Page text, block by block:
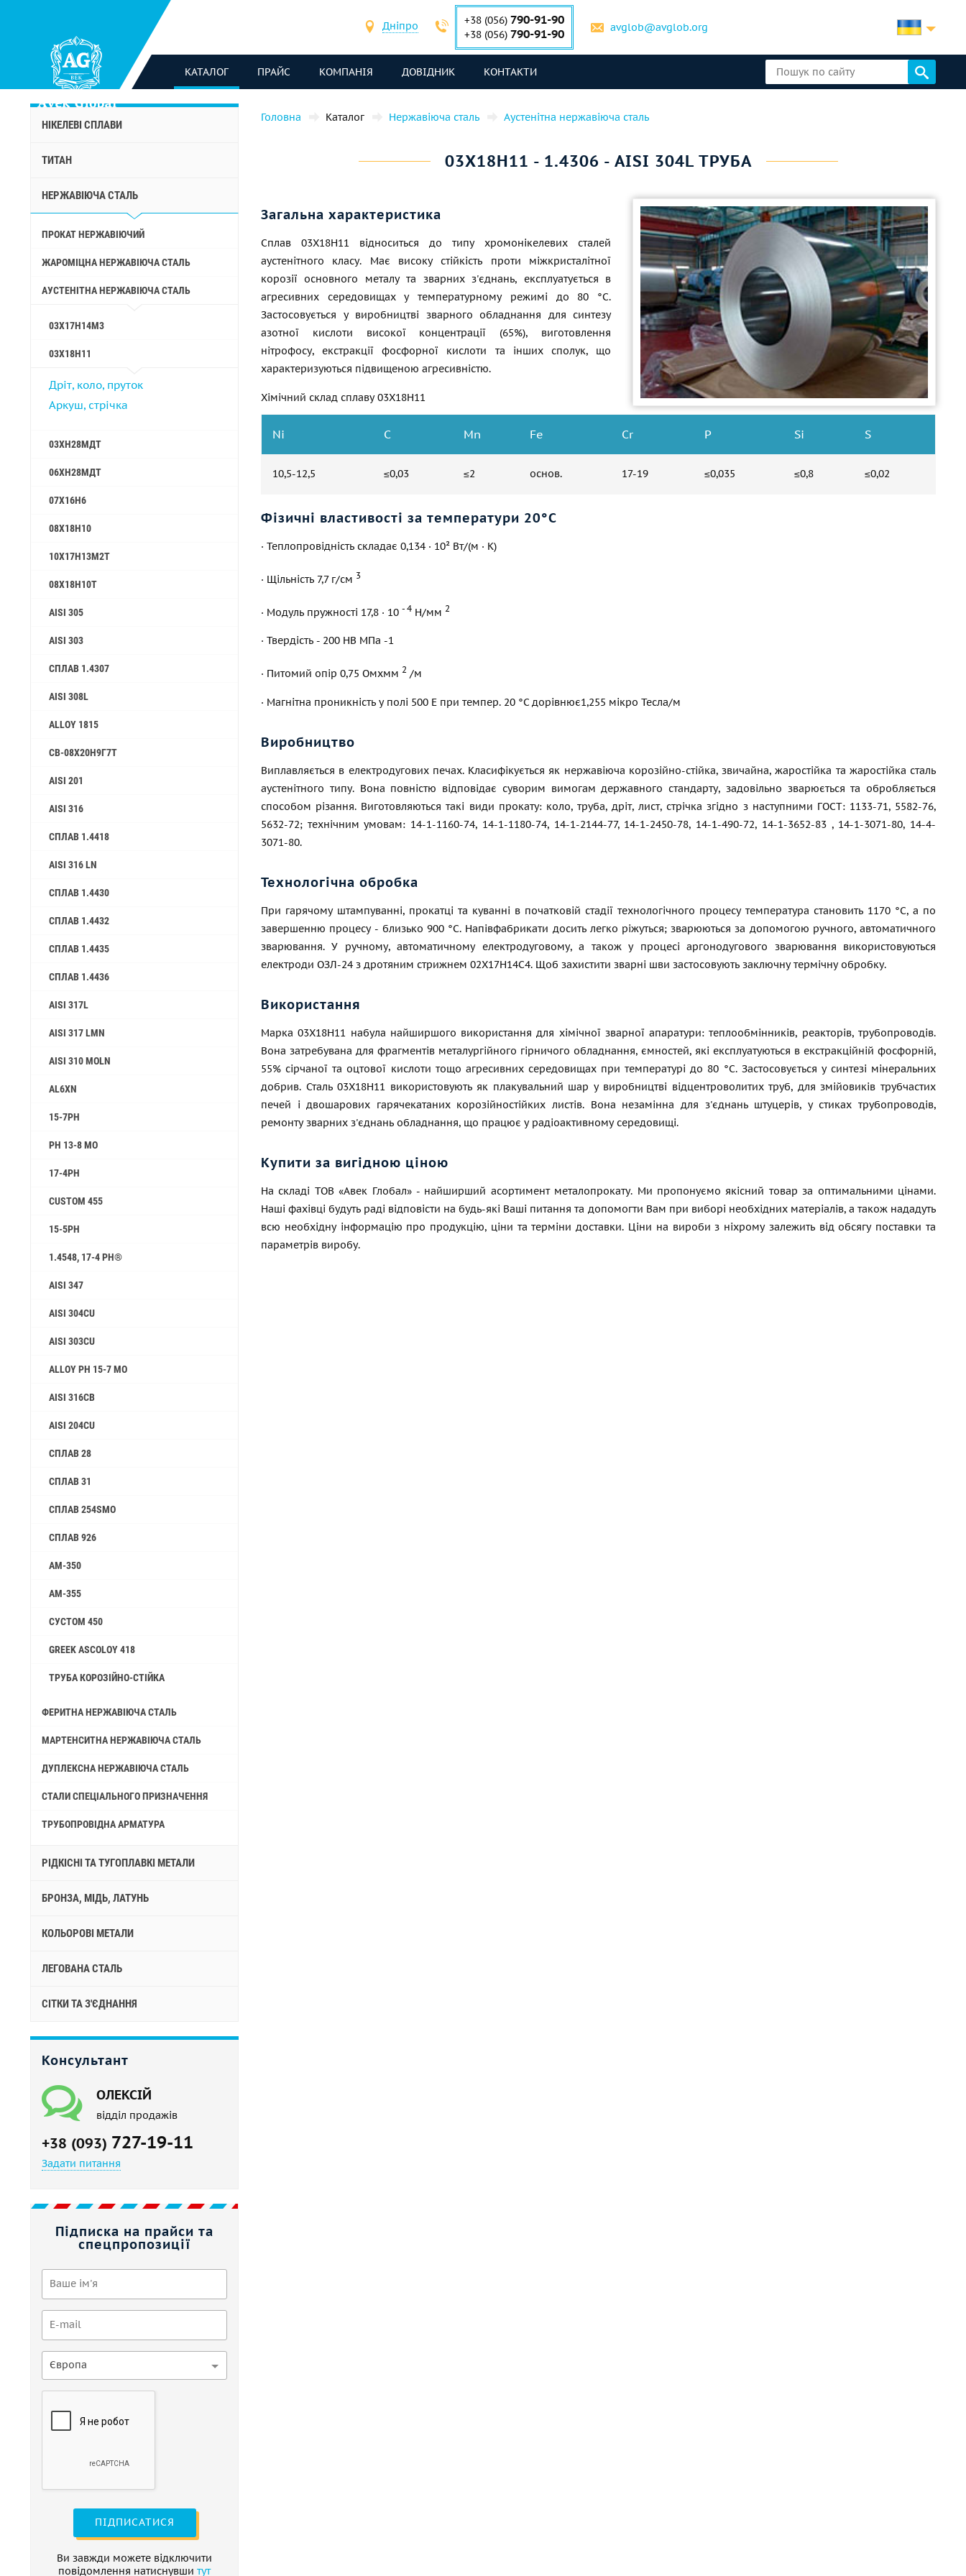
Дніпро +38 (056) 790-91-90
+38 (056) 790-91-90 avglob@avglob.org
КАТАЛОГ ПРАЙС КОМПАНІЯ ДОВІДНИК КОНТАКТИ
НІКЕЛЕВІ СПЛАВИ
ТИТАН
НЕРЖАВІЮЧА СТАЛЬ
ПРОКАТ НЕРЖАВІЮЧИЙ
ЖАРОМІЦНА НЕРЖАВІЮЧА СТАЛЬ
АУСТЕНІТНА НЕРЖАВІЮЧА СТАЛЬ
03Х17Н14М3
03Х18Н11
Дріт, коло, пруток
Аркуш, стрічка
03ХН28МДТ
06ХН28МДТ
07Х16Н6
08Х18Н10
10Х17Н13М2Т
08Х18Н10Т
AISI 305
AISI 303
СПЛАВ 1.4307
AISI 308L
ALLOY 1815
СВ-08Х20Н9Г7Т
AISI 201
AISI 316
СПЛАВ 1.4418
AISI 316 LN
СПЛАВ 1.4430
СПЛАВ 1.4432
СПЛАВ 1.4435
СПЛАВ 1.4436
AISI 317L
AISI 317 LMN
AISI 310 MOLN
AL6XN
15-7PH
PH 13-8 MO
17-4PH
CUSTOM 455
15-5PH
1.4548, 17-4 PH®
AISI 347
AISI 304CU
AISI 303CU
ALLOY PH 15-7 MO
AISI 316CB
AISI 204CU
СПЛАВ 28
СПЛАВ 31
СПЛАВ 254SMO
СПЛАВ 926
AM-350
AM-355
СУСТОМ 450
GREEK ASCOLOY 418
ТРУБА КОРОЗІЙНО-СТІЙКА
ФЕРИТНА НЕРЖАВІЮЧА СТАЛЬ
МАРТЕНСИТНА НЕРЖАВІЮЧА СТАЛЬ
ДУПЛЕКСНА НЕРЖАВІЮЧА СТАЛЬ
СТАЛИ СПЕЦІАЛЬНОГО ПРИЗНАЧЕННЯ
ТРУБОПРОВІДНА АРМАТУРА
РІДКІСНІ ТА ТУГОПЛАВКІ МЕТАЛИ
БРОНЗА, МІДЬ, ЛАТУНЬ
КОЛЬОРОВІ МЕТАЛИ
ЛЕГОВАНА СТАЛЬ
СІТКИ ТА З'ЄДНАННЯ
Консультант
ОЛЕКСІЙ
відділ продажів
+38 (093) 727-19-11
Задати питання
Підписка на прайси та
спецпропозиції
Європа
ПІДПИСАТИСЯ
Ви завжди можете відключити
повідомлення натиснувши тут
Головна Каталог Нержавіюча сталь Аустенітна нержавіюча сталь
03Х18Н11 - 1.4306 - AISI 304L ТРУБА
Загальна характеристика
Сплав 03Х18Н11 відноситься до типу хромонікелевих сталей
аустенітного класу. Має високу стійкість проти міжкристалітної
корозії основного металу та зварних з'єднань, експлуатується в
агресивних середовищах у температурному режимі до 80 °C.
Застосовується у виробництві зварного обладнання для синтезу
азотної кислоти високої концентрації (65%), виготовлення
нітрофосу, екстракції фосфорної кислоти та інших сполук, що
характеризуються підвищеною агресивністю.
Хімічний склад сплаву 03Х18Н11
Ni C Mn Fe Cr P Si S
10,5-12,5 ≤0,03 ≤2 основ. 17-19 ≤0,035 ≤0,8 ≤0,02
Фізичні властивості за температури 20°С
· Теплопровідність складає 0,134 · 10² Вт/(м · К)
· Щільність 7,7 г/см 3
· Модуль пружності 17,8 · 10 - 4 Н/мм 2
· Твердість - 200 НВ МПа -1
· Питомий опір 0,75 Омxмм 2 /м
· Магнітна проникність у полі 500 Е при темпер. 20 °C дорівнює1,255 мікро Тесла/м
Виробництво
Виплавляється в електродугових печах. Класифікується як нержавіюча корозійно-стійка, звичайна, жаростійка та жаростійка сталь
аустенітного типу. Вона повністю відповідає суворим вимогам державного стандарту, задовільно зварюється та обробляється
способом різання. Виготовляються такі види прокату: коло, труба, дріт, лист, стрічка згідно з наступними ГОСТ: 1133-71, 5582-76,
5632-72; технічним умовам: 14-1-1160-74, 14-1-1180-74, 14-1-2144-77, 14-1-2450-78, 14-1-490-72, 14-1-3652-83 , 14-1-3071-80, 14-4-
3071-80.
Технологічна обробка
При гарячому штампуванні, прокатці та куванні в початковій стадії технологічного процесу температура становить 1170 °C, а по
завершенню процесу - близько 900 °C. Напівфабрикати досить легко ріжуться; зварюються за допомогою ручного, автоматичного
зварювання. У ручному, автоматичному електродуговому, а також у процесі аргонодугового зварювання використовуються
електроди ОЗЛ-24 з дротяним стрижнем 02Х17Н14С4. Щоб захистити зварні шви застосовують заключну термічну обробку.
Використання
Марка 03Х18Н11 набула найширшого використання для хімічної зварної апаратури: теплообмінників, реакторів, трубопроводів.
Вона затребувана для фрагментів металургійного гірничого обладнання, ємностей, які експлуатуються в екстракційній фосфорній,
55% сірчаної та оцтової кислоти тощо агресивних середовищах при температурі до 80 °C. Застосовується у синтезі мінеральних
добрив. Сталь 03Х18Н11 використовують як плакувальний шар у виробництві відцентроволитих труб, для змійовиків трубчастих
печей і двошарових гарячекатаних корозійностійких листів. Вона незамінна для з'єднань штуцерів, у стиках трубопроводів,
ремонту зварних з'єднань обладнання, що працює у радіоактивному середовищі.
Купити за вигідною ціною
На складі ТОВ «Авек Глобал» - найширший асортимент металопрокату. Ми пропонуємо якісний товар за оптимальними цінами.
Наші фахівці будуть раді відповісти на будь-які Ваші питання та допомогти Вам при виборі необхідних матеріалів, а також нададуть
всю необхідну інформацію про продукцію, ціни та терміни доставки. Ціни на вироби з ніхрому залежить від обсягу поставки та
параметрів виробу.